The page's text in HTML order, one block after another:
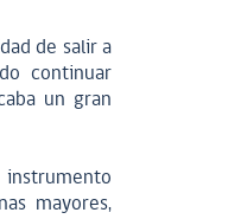
de salir a
continuar
un gran
instrumento
mayores,